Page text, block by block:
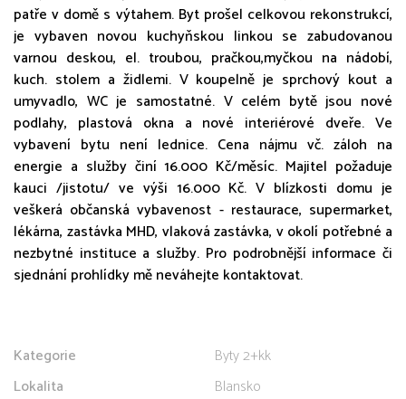
patře v domě s výtahem. Byt prošel celkovou rekonstrukcí,
je vybaven novou kuchyňskou linkou se zabudovanou
varnou deskou, el. troubou, pračkou,myčkou na nádobí,
kuch. stolem a židlemi. V koupelně je sprchový kout a
umyvadlo, WC je samostatné. V celém bytě jsou nové
podlahy, plastová okna a nové interiérové dveře. Ve
vybavení bytu není lednice. Cena nájmu vč. záloh na
energie a služby činí 16.000 Kč/měsíc. Majitel požaduje
kauci /jistotu/ ve výši 16.000 Kč. V blízkosti domu je
veškerá občanská vybavenost - restaurace, supermarket,
lékárna, zastávka MHD, vlaková zastávka, v okolí potřebné a
nezbytné instituce a služby. Pro podrobnější informace či
sjednání prohlídky mě neváhejte kontaktovat.
Kategorie
Byty 2+kk
Lokalita
Blansko